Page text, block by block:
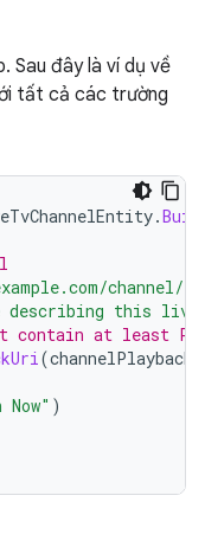
Sau đây là ví dụ về
tất cả các trường
.
channel/
describing this live
at least
(
Now" )